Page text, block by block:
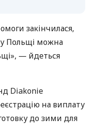
закінчилася,
Польщі можна
— йдеться
Diakonie
на виплату
до зими для